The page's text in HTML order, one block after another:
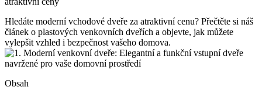
Hledáte moderní vchodové dveře za atraktivní cenu? Přečtěte si náš
článek o plastových venkovních dveřích a objevte, jak můžete
vylepšit vzhled i bezpečnost vašeho domova.
Obsah